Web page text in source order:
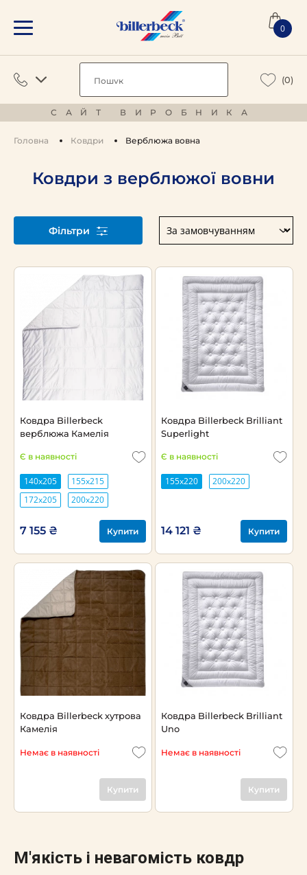
0
(0)
САЙТ ВИРОБНИКА
Головна Ковдри Верблюжа вовна
Ковдри з верблюжої вовни
Фільтри
Ковдра Billerbeck
верблюжа Камелія
Є в наявності
140х205
155х215
172х205
200х220
7 155 ₴ Купити
Ковдра Billerbeck Brilliant
Superlight
Є в наявності
155x220 200х220
14 121 ₴ Купити
Ковдра Billerbeck хутрова
Камелія
Немає в наявності
Купити
Ковдра Billerbeck Brilliant
Uno
Немає в наявності
Купити
М'якість і невагомість ковдр